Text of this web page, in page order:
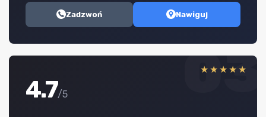
Zadzwoń Nawiguj
03
★★★★★
4.7/5